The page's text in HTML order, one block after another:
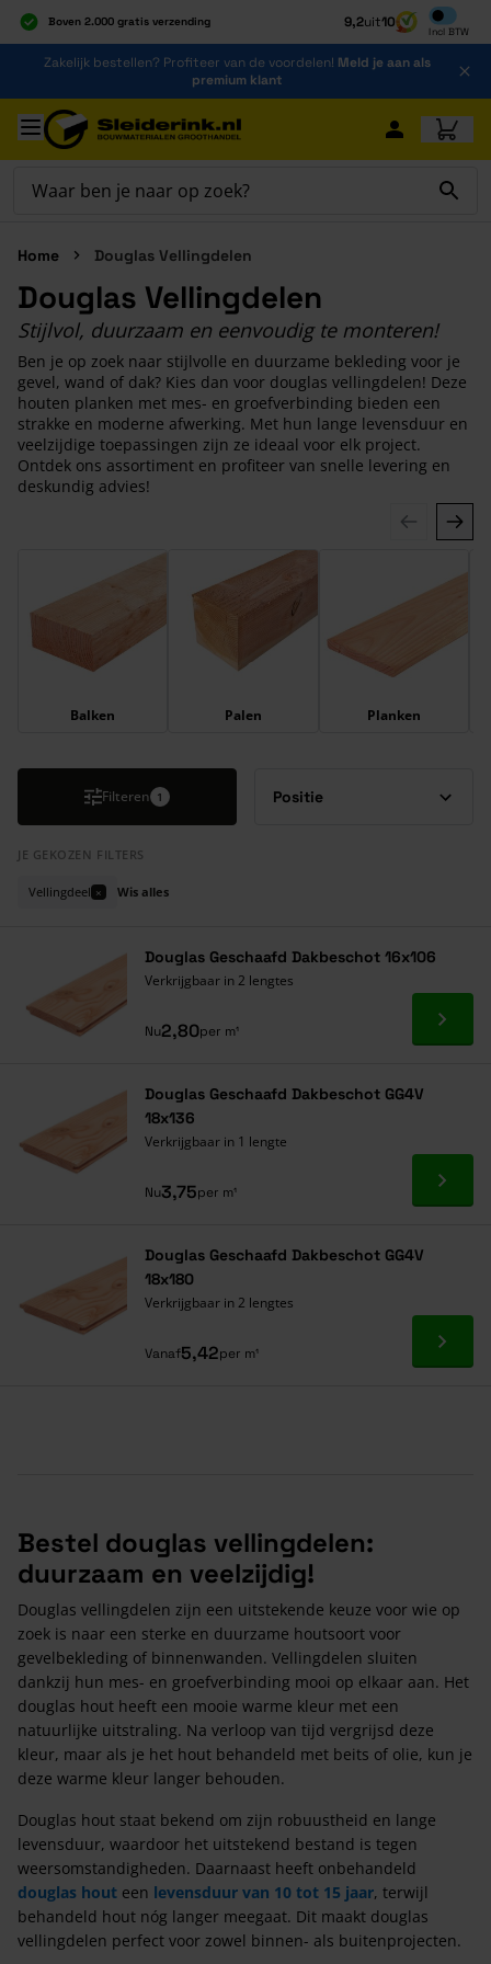
Boven 2.000 gratis verzending
Al 40 jaar dé specialist
Alles onder één dak
9,2uit10
Incl BTW
Inclusief
Ga naar de inhoud
Zakelijk bestellen? Profiteer van de voordelen! Meld je aan als
premium klant
Ga naar hoofdinhoud
Home Douglas Vellingdelen
Douglas Vellingdelen
Stijlvol, duurzaam en eenvoudig te monteren!
Ben je op zoek naar stijlvolle en duurzame bekleding voor je
gevel, wand of dak? Kies dan voor douglas vellingdelen! Deze
houten planken met mes- en groefverbinding bieden een
strakke en moderne afwerking. Met hun lange levensduur en
veelzijdige toepassingen zijn ze ideaal voor elk project.
Ontdek ons assortiment en profiteer van snelle levering en
deskundig advies!
Druk om carrousel over te slaan
Balken Palen Planken
Filteren 1
JE GEKOZEN FILTERS
Vellingdeel × Wis alles
Douglas Geschaafd Dakbeschot 16x106
Verkrijgbaar in 2 lengtes
Nu2,80per m¹ Ga
Douglas Geschaafd Dakbeschot GG4V
18x136
Verkrijgbaar in 1 lengte
Nu3,75per m¹ Ga
Douglas Geschaafd Dakbeschot GG4V
18x180
Verkrijgbaar in 2 lengtes
Vanaf5,42per m¹ Ga
Bestel douglas vellingdelen:
duurzaam en veelzijdig!
Douglas vellingdelen zijn een uitstekende keuze voor wie op
zoek is naar een sterke en duurzame houtsoort voor
gevelbekleding of binnenwanden. Vellingdelen sluiten
dankzij hun mes- en groefverbinding mooi op elkaar aan. Het
douglas hout heeft een mooie warme kleur met een
natuurlijke uitstraling. Na verloop van tijd vergrijsd deze
kleur, maar als je het hout behandeld met beits of olie, kun je
deze warme kleur langer behouden.
Douglas hout staat bekend om zijn robuustheid en lange
levensduur, waardoor het uitstekend bestand is tegen
weersomstandigheden. Daarnaast heeft onbehandeld
douglas hout een levensduur van 10 tot 15 jaar, terwijl
behandeld hout nóg langer meegaat. Dit maakt douglas
vellingdelen perfect voor zowel binnen- als buitenprojecten.